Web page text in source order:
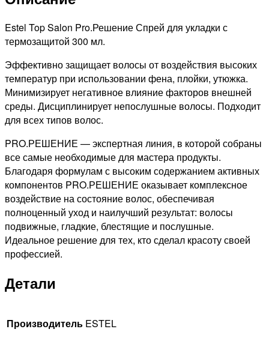
волос
с
300
мл
Estel Top Salon Pro.Решение Спрей для укладки с
термозащитой 300 мл.
Эффективно защищает волосы от воздействия высоких
температур при использовании фена, плойки, утюжка.
Минимизирует негативное влияние факторов внешней
среды. Дисциплинирует непослушные волосы. Подходит
для всех типов волос.
PRO.РЕШЕНИЕ — экспертная линия, в которой собраны
все самые необходимые для мастера продукты.
Благодаря формулам с высоким содержанием активных
компонентов PRO.РЕШЕНИЕ оказывает комплексное
воздействие на состояние волос, обеспечивая
полноценный уход и наилучший результат: волосы
подвижные, гладкие, блестящие и послушные.
Идеальное решение для тех, кто сделал красоту своей
профессией.
Детали
Производитель ESTEL